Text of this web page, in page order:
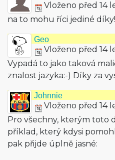
Vloženo před 14
na to mohu říci jediné díky!
Geo
Vloženo před 14
Vypadá to jako taková
znalost jazyka:-) Díky za
Johnnie
Vloženo před 14
Pro všechny, kterým toto
příklad, který kdysi
pak přijde úplně jasné: